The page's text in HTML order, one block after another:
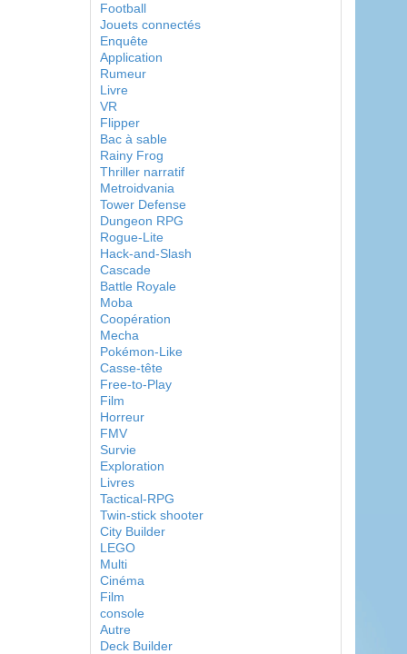
Football
Jouets connectés
Enquête
Application
Rumeur
Livre
VR
Flipper
Bac à sable
Rainy Frog
Thriller narratif
Metroidvania
Tower Defense
Dungeon RPG
Rogue-Lite
Hack-and-Slash
Cascade
Battle Royale
Moba
Coopération
Mecha
Pokémon-Like
Casse-tête
Free-to-Play
Film
Horreur
FMV
Survie
Exploration
Livres
Tactical-RPG
Twin-stick shooter
City Builder
LEGO
Multi
Cinéma
Film
console
Autre
Deck Builder